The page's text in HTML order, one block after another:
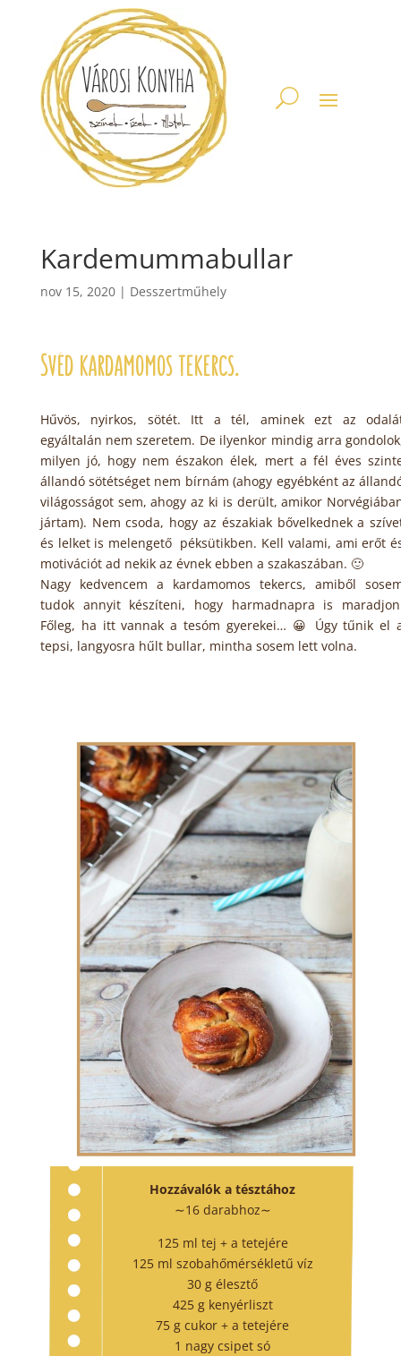
Kardemummabullar
nov 15, 2020| Desszertműhely
Svéd kardamomos tekercs.
Hűvös, nyirkos, sötét. Itt a tél, aminek ezt az
egyáltalán nem szeretem. De ilyenkor mindig arra
milyen jó, hogy nem északon élek, mert a fél éves
állandó sötétséget nem bírnám (ahogy egyébként az
világosságot sem, ahogy az ki is derült, amikor
jártam). Nem csoda, hogy az északiak bővelkednek a
és lelket is melengető péksütikben. Kell valami, ami erőt
motivációt ad nekik az évnek ebben a szakaszában. 🙂
Nagy kedvencem a kardamomos tekercs, amiből
tudok annyit készíteni, hogy harmadnapra is
Főleg, ha itt vannak a tesóm gyerekei… 😀 Úgy tűnik el
tepsi, langyosra hűlt bullar, mintha sosem lett volna.
Hozzávalók a tésztához
∼16 darabhoz∼
125 ml tej + a tetejére
125 ml szobahőmérsékletű víz
30 g élesztő
425 g kenyérliszt
75 g cukor + a tetejére
1 nagy csipet só